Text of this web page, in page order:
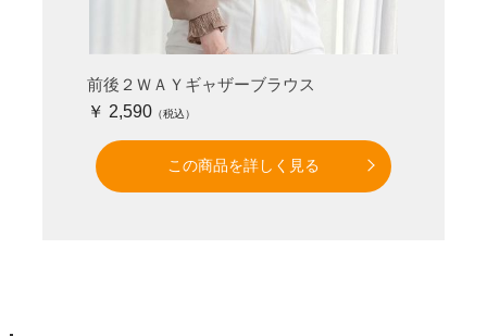
前後２ＷＡＹギャザーブラウス
￥ 2,590
この商品を詳しく見る